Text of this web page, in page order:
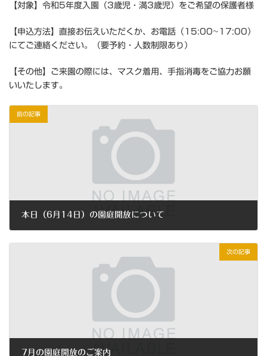
【対象】令和5年度入園（3歳児・満3歳児）をご希望の保護者様
【申込方法】直接お伝えいただくか、お電話（15:00~17:00）
にてご連絡ください。（要予約・人数制限あり）
【その他】ご来園の際には、マスク着用、手指消毒をご協力お願
いいたします。
前の記事
本日（6月14日）の園庭開放について
次の記事
7月の園庭開放のご案内